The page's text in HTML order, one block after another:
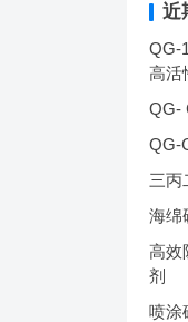
近
QG-
高活
QG-
QG-
三丙
海绵
高效
剂
喷涂